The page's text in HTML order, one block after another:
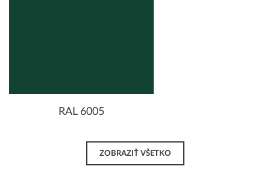
RAL 6005
ZOBRAZIŤ VŠETKO